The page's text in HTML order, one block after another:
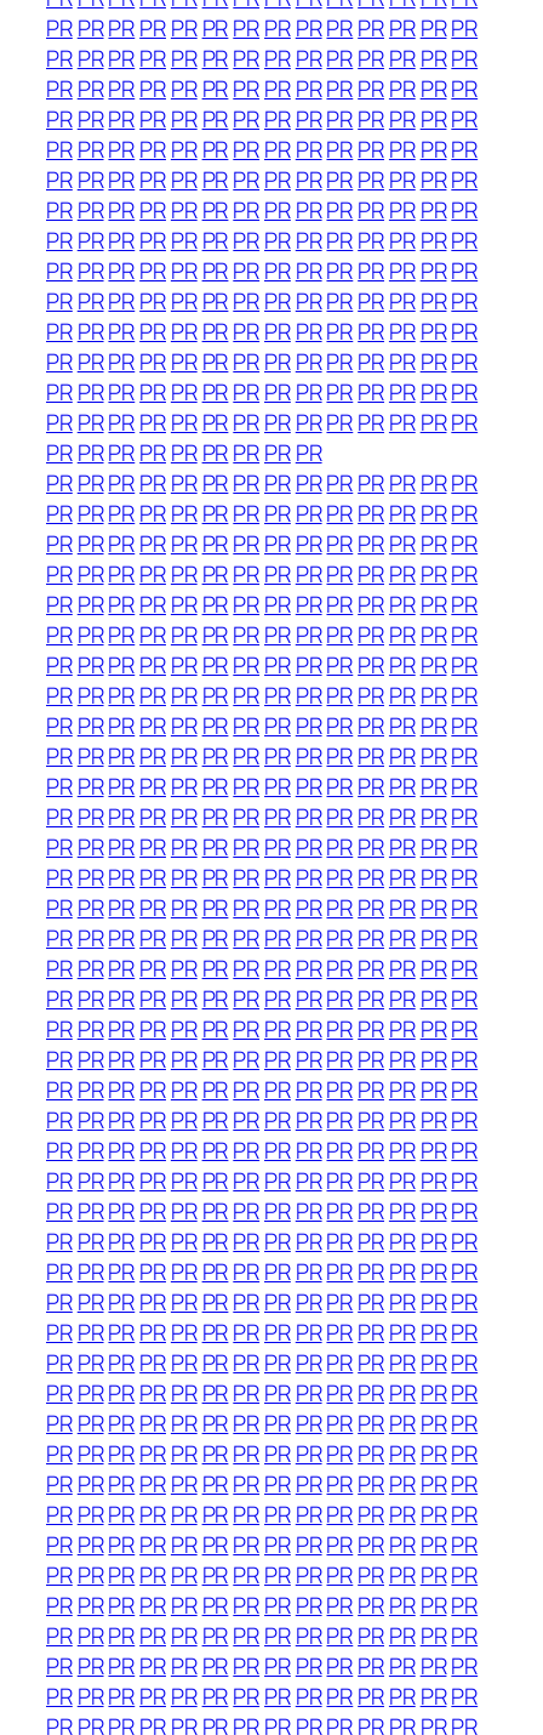
PRPRPRPRPR PRPRPRPRPRPRPR PRPR
PRPRPRPRPR PRPRPRPRPRPRPR PRPR
PRPRPRPRPR PRPRPRPRPRPRPR PRPR
PRPRPRPRPR PRPRPRPRPRPRPR PRPR
PRPRPRPRPR PRPRPRPRPRPRPR PRPR
PRPRPRPRPR PRPRPRPRPRPRPR PRPR
PRPRPRPRPR PRPRPRPRPRPRPR PRPR
PRPRPRPRPR PRPRPRPRPRPRPR PRPR
PRPRPRPRPR PRPRPRPRPRPRPR PRPR
PRPRPRPRPR PRPRPRPRPRPRPR PRPR
PRPRPRPRPR PRPRPRPRPRPRPR PRPR
PRPRPRPRPR PRPRPRPRPRPRPR PRPR
PRPRPRPRPR PRPRPRPRPRPRPR PRPR
PRPRPRPRPR PRPRPRPRPRPRPR PRPR
PRPRPRPRPR PRPRPRPR
PRPRPRPRPR PRPRPRPRPRPRPR PRPR
PRPRPRPRPR PRPRPRPRPRPRPR PRPR
PRPRPRPRPR PRPRPRPRPRPRPR PRPR
PRPRPRPRPR PRPRPRPRPRPRPR PRPR
PRPRPRPRPR PRPRPRPRPRPRPR PRPR
PRPRPRPRPR PRPRPRPRPRPRPR PRPR
PRPRPRPRPR PRPRPRPRPRPRPR PRPR
PRPRPRPRPR PRPRPRPRPRPRPR PRPR
PRPRPRPRPR PRPRPRPRPRPRPR PRPR
PRPRPRPRPR PRPRPRPRPRPRPR PRPR
PRPRPRPRPR PRPRPRPRPRPRPR PRPR
PRPRPRPRPR PRPRPRPRPRPRPR PRPR
PRPRPRPRPR PRPRPRPRPRPRPR PRPR
PRPRPRPRPR PRPRPRPRPRPRPR PRPR
PRPRPRPRPR PRPRPRPRPRPRPR PRPR
PRPRPRPRPR PRPRPRPRPRPRPR PRPR
PRPRPRPRPR PRPRPRPRPRPRPR PRPR
PRPRPRPRPR PRPRPRPRPRPRPR PRPR
PRPRPRPRPR PRPRPRPRPRPRPR PRPR
PRPRPRPRPR PRPRPRPRPRPRPR PRPR
PRPRPRPRPR PRPRPRPRPRPRPR PRPR
PRPRPRPRPR PRPRPRPRPRPRPR PRPR
PRPRPRPRPR PRPRPRPRPRPRPR PRPR
PRPRPRPRPR PRPRPRPRPRPRPR PRPR
PRPRPRPRPR PRPRPRPRPRPRPR PRPR
PRPRPRPRPR PRPRPRPRPRPRPR PRPR
PRPRPRPRPR PRPRPRPRPRPRPR PRPR
PRPRPRPRPR PRPRPRPRPRPRPR PRPR
PRPRPRPRPR PRPRPRPRPRPRPR PRPR
PRPRPRPRPR PRPRPRPRPRPRPR PRPR
PRPRPRPRPR PRPRPRPRPRPRPR PRPR
PRPRPRPRPR PRPRPRPRPRPRPR PRPR
PRPRPRPRPR PRPRPRPRPRPRPR PRPR
PRPRPRPRPR PRPRPRPRPRPRPR PRPR
PRPRPRPRPR PRPRPRPRPRPRPR PRPR
PRPRPRPRPR PRPRPRPRPRPRPR PRPR
PRPRPRPRPR PRPRPRPRPRPRPR PRPR
PRPRPRPRPR PRPRPRPRPRPRPR PRPR
PRPRPRPRPR PRPRPRPRPRPRPR PRPR
PRPRPRPRPR PRPRPRPRPRPRPR PRPR
PRPRPRPRPR PRPRPRPRPRPRPR PRPR
PRPRPRPRPR PRPRPRPRPRPRPR PRPR